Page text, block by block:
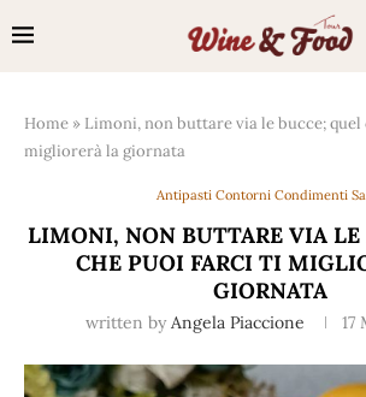
Home » Limoni, non buttare via le bucce;
migliorerà la giornata
Antipasti Contorni Condimenti
LIMONI, NON BUTTARE VIA LE
CHE PUOI FARCI TI
GIORNATA
written by Angela Piaccione 17